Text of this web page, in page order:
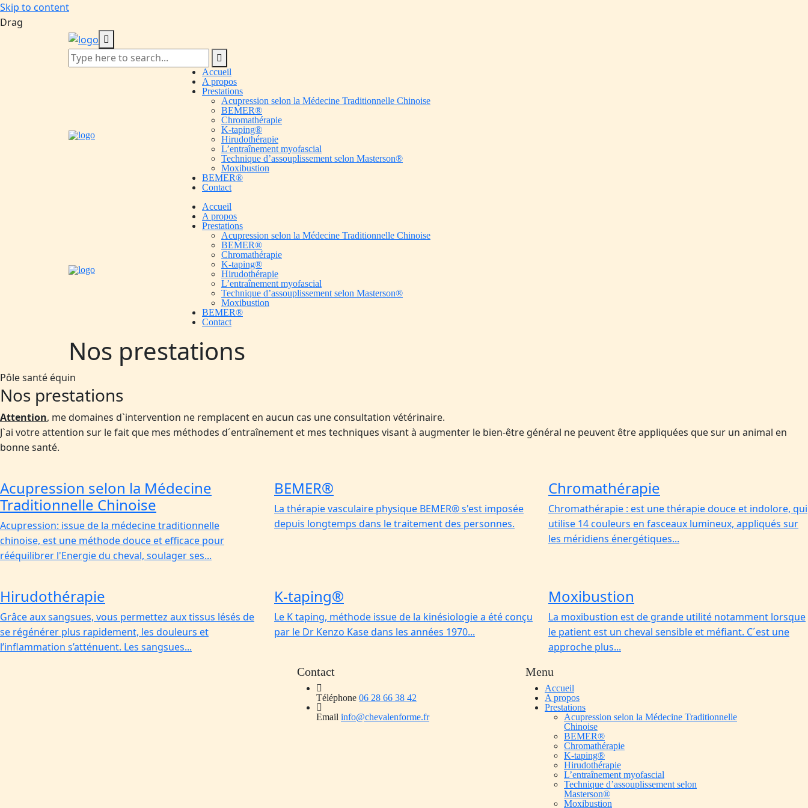
Skip to content
Drag
Accueil
A propos
Prestations
Acupression selon la Médecine Traditionnelle Chinoise
BEMER®️
Chromathérapie
K-taping®️
Hirudothérapie
L’entraînement myofascial
Technique d’assouplissement selon Masterson®️
Moxibustion
BEMER®️
Contact
Accueil
A propos
Prestations
Acupression selon la Médecine Traditionnelle Chinoise
BEMER®️
Chromathérapie
K-taping®️
Hirudothérapie
L’entraînement myofascial
Technique d’assouplissement selon Masterson®️
Moxibustion
BEMER®️
Contact
Nos prestations
Pôle santé équin
Nos prestations
Attention, me domaines d`intervention ne remplacent en aucun cas une consultation vétérinaire.
J`ai votre attention sur le fait que mes méthodes d´entraînement et mes techniques visant à augmenter le bien-être général ne peuvent être appliquées que sur un animal en
bonne santé.
Acupression selon la Médecine
Traditionnelle Chinoise
Acupression: issue de la médecine traditionnelle
chinoise, est une méthode douce et efficace pour
rééquilibrer l'Energie du cheval, soulager ses...
BEMER®️
La thérapie vasculaire physique BEMER® s'est imposée
depuis longtemps dans le traitement des personnes.
Chromathérapie
Chromathérapie : est une thérapie douce et indolore, qui
utilise 14 couleurs en fasceaux lumineux, appliqués sur
les méridiens énergétiques...
Hirudothérapie
Grâce aux sangsues, vous permettez aux tissus lésés de
se régénérer plus rapidement, les douleurs et
l’inflammation s’atténuent. Les sangsues...
K-taping®️
Le K taping, méthode issue de la kinésiologie a été conçu
par le Dr Kenzo Kase dans les années 1970...
Moxibustion
La moxibustion est de grande utilité notamment lorsque
le patient est un cheval sensible et méfiant. C´est une
approche plus...
Contact
Téléphone 06 28 66 38 42
Email info@chevalenforme.fr
Menu
Accueil
A propos
Prestations
Acupression selon la Médecine Traditionnelle
Chinoise
BEMER®️
Chromathérapie
K-taping®️
Hirudothérapie
L’entraînement myofascial
Technique d’assouplissement selon
Masterson®️
Moxibustion